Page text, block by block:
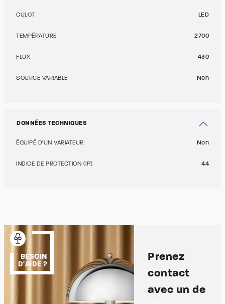
CULOT LED
TEMPÉRATURE 2700
FLUX 430
SOURCE VARIABLE Non
DONNÉES TECHNIQUES
ÉQUIPÉ D'UN VARIATEUR Non
INDICE DE PROTECTION (IP) 44
BESOIN
D'AIDE ?
Prenez
contact
avec un de